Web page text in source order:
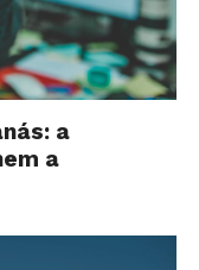
a
a